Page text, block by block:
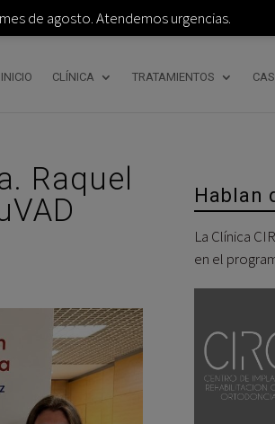
INICIO CLÍNICA TRATAMIENTOS
Raquel
Hablan
La Clínica
en el
de agosto. Atendemos urgencias.